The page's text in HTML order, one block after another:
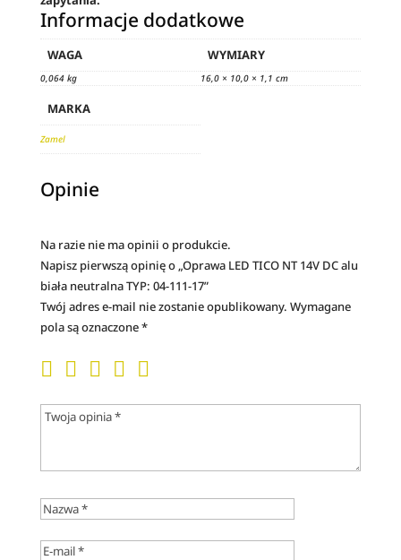
Informacje dodatkowe
WAGA
0,064 kg
WYMIARY
16,0 × 10,0 × 1,1 cm
MARKA
Zamel
Opinie
Na razie nie ma opinii o produkcie.
Napisz pierwszą opinię o „Oprawa LED TICO NT 14V DC alu
biała neutralna TYP: 04-111-17”
Twój adres e-mail nie zostanie opublikowany. Wymagane
pola są oznaczone*